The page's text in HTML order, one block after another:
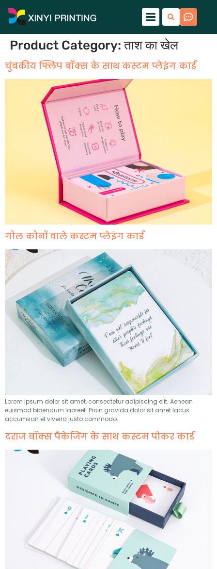
Product Category:ताश का खेल
चुंबकीय फ्लिप बॉक्स के साथ कस्टम प्लेइंग कार्ड
गोल कोनों वाले कस्टम प्लेइंग कार्ड
Lorem ipsum dolor sit amet, consectetur adipiscing elit. Aenean
euismod bibendum laoreet. Proin gravida dolor sit amet lacus
accumsan et viverra justo commodo.
दराज बॉक्स पैकेजिंग के साथ कस्टम पोकर कार्ड